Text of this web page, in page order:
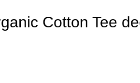
Cotton Tee